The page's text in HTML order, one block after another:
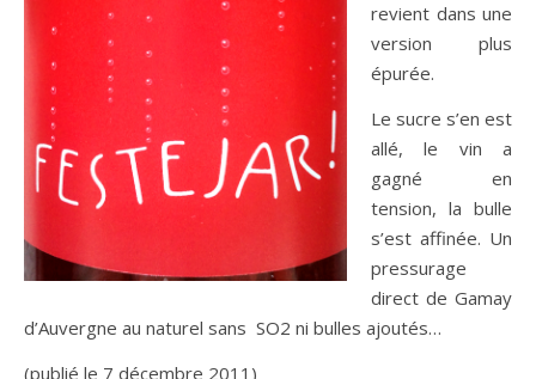
revient dans une
version plus
épurée.
Le sucre s’en est
allé, le vin a
gagné en
tension, la bulle
s’est affinée. Un
pressurage
direct de Gamay
d’Auvergne au naturel sans SO2 ni bulles ajoutés…
(publié le 7 décembre 2011)